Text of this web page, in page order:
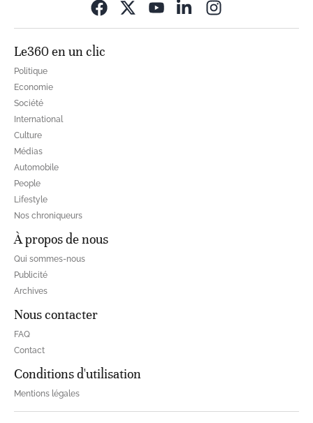
Le360 en un clic
Politique
Economie
Société
International
Culture
Médias
Automobile
People
Lifestyle
Nos chroniqueurs
À propos de nous
Qui sommes-nous
Publicité
Archives
Nous contacter
FAQ
Contact
Conditions d'utilisation
Mentions légales